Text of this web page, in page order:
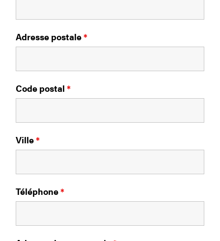
Adresse postale*
Code postal*
Ville*
Téléphone*